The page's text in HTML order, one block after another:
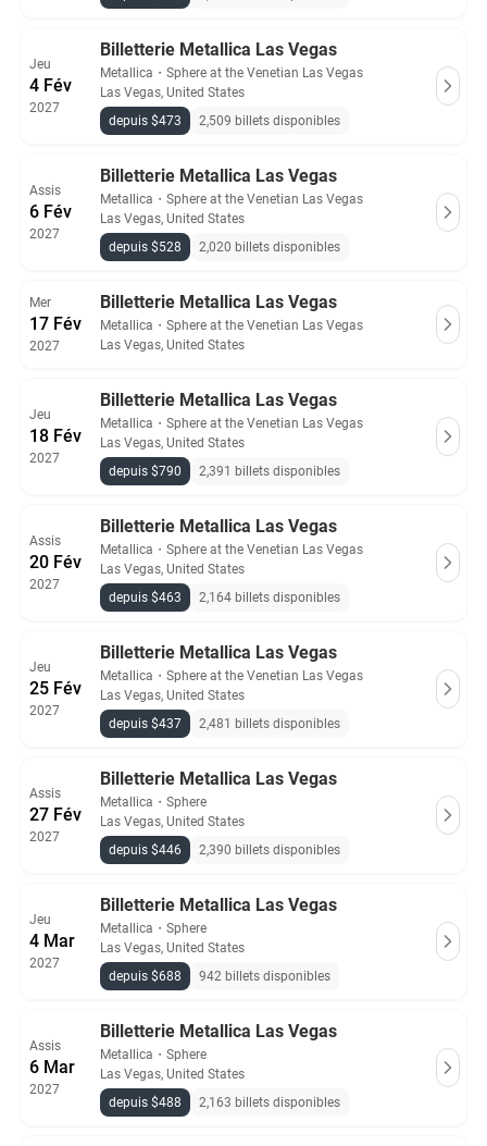
Jeu
4 Fév
2027
Billetterie Metallica Las Vegas
Metallica ・ Sphere at the Venetian Las Vegas
Las Vegas, United States
depuis $473
2,509 billets disponibles
Assis
6 Fév
2027
Billetterie Metallica Las Vegas
Metallica ・ Sphere at the Venetian Las Vegas
Las Vegas, United States
depuis $528
2,020 billets disponibles
Mer
17 Fév
2027
Billetterie Metallica Las Vegas
Metallica ・ Sphere at the Venetian Las Vegas
Las Vegas, United States
Jeu
18 Fév
2027
Billetterie Metallica Las Vegas
Metallica ・ Sphere at the Venetian Las Vegas
Las Vegas, United States
depuis $790
2,391 billets disponibles
Assis
20 Fév
2027
Billetterie Metallica Las Vegas
Metallica ・ Sphere at the Venetian Las Vegas
Las Vegas, United States
depuis $463
2,164 billets disponibles
Jeu
25 Fév
2027
Billetterie Metallica Las Vegas
Metallica ・ Sphere at the Venetian Las Vegas
Las Vegas, United States
depuis $437
2,481 billets disponibles
Assis
27 Fév
2027
Billetterie Metallica Las Vegas
Metallica ・ Sphere
Las Vegas, United States
depuis $446
2,390 billets disponibles
Jeu
4 Mar
2027
Billetterie Metallica Las Vegas
Metallica ・ Sphere
Las Vegas, United States
depuis $688
942 billets disponibles
Assis
6 Mar
2027
Billetterie Metallica Las Vegas
Metallica ・ Sphere
Las Vegas, United States
depuis $488
2,163 billets disponibles